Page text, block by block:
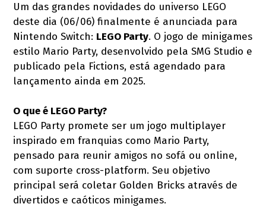
Um das grandes novidades do universo LEGO
deste dia (06/06) finalmente é anunciada para
Nintendo Switch: LEGO Party. O jogo de minigames
estilo Mario Party, desenvolvido pela SMG Studio e
publicado pela Fictions, está agendado para
lançamento ainda em 2025.
O que é LEGO Party?
LEGO Party promete ser um jogo multiplayer
inspirado em franquias como Mario Party,
pensado para reunir amigos no sofá ou online,
com suporte cross-platform. Seu objetivo
principal será coletar Golden Bricks através de
divertidos e caóticos minigames.